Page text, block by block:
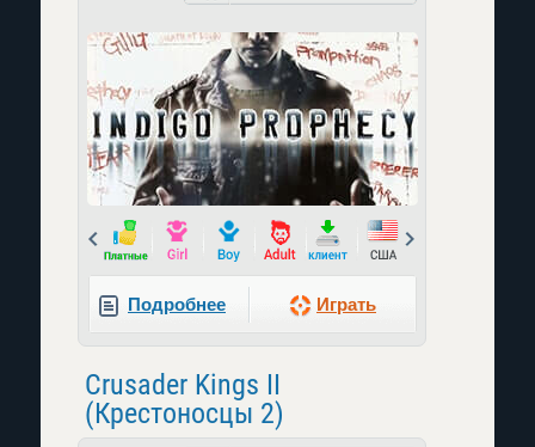
Prev
Подробнее Играть
Crusader Kings II
(Крестоносцы 2)